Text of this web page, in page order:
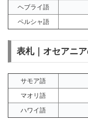
ヘブライ語
ペルシャ語
表札｜オセアニ
サモア語
マオリ語
ハワイ語